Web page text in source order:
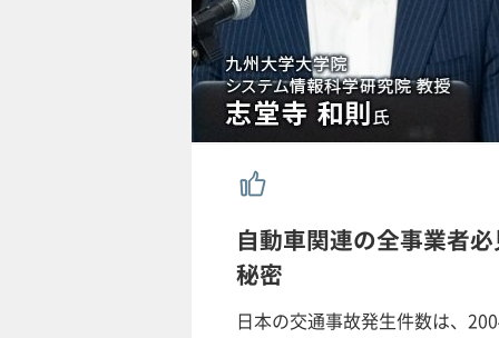
自動車関連の全事業者
秘密
日本の交通事故発生件数は、